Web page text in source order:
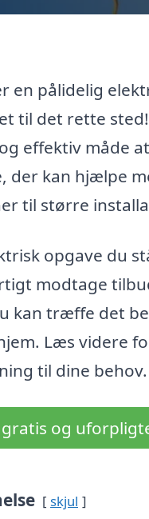
en pålidelig
til det rette
effektiv måde
der kan hjælpe
til større
opgave du
modtage
kan træffe det
Læs videre
til dine behov.
og
skjul